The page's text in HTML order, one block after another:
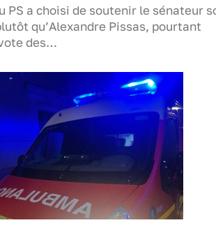
PS a choisi de soutenir le sénateur
qu’Alexandre Pissas, pourtant
des…